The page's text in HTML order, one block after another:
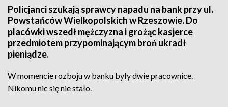
Policjanci szukają sprawcy napadu na bank przy ul.
Powstańców Wielkopolskich w Rzeszowie. Do
placówki wszedł mężczyzna i grożąc kasjerce
przedmiotem przypominającym broń ukradł
pieniądze.
W momencie rozboju w banku były dwie pracownice.
Nikomu nic się nie stało.